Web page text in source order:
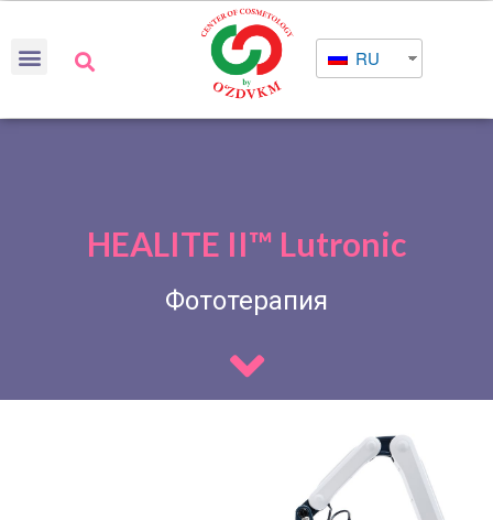
RU
HEALITE II™ Lutronic
Фототерапия